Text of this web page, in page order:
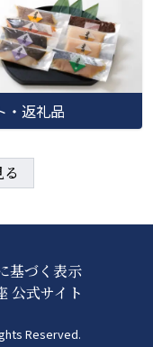
・返礼品
基づく表示
公式サイト
Reserved.